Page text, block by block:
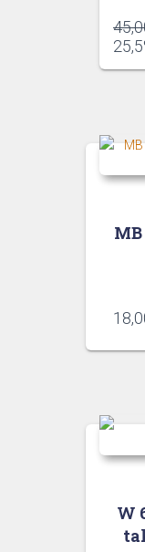
W